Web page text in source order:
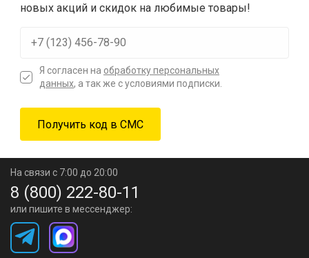
новых акций и скидок на любимые товары!
Я согласен на обработку персональных
данных, а так же с условиями подписки.
На связи с 7:00 до 20:00
8 (800) 222-80-11
или пишите в мессенджер: